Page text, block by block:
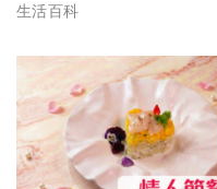
生活百科